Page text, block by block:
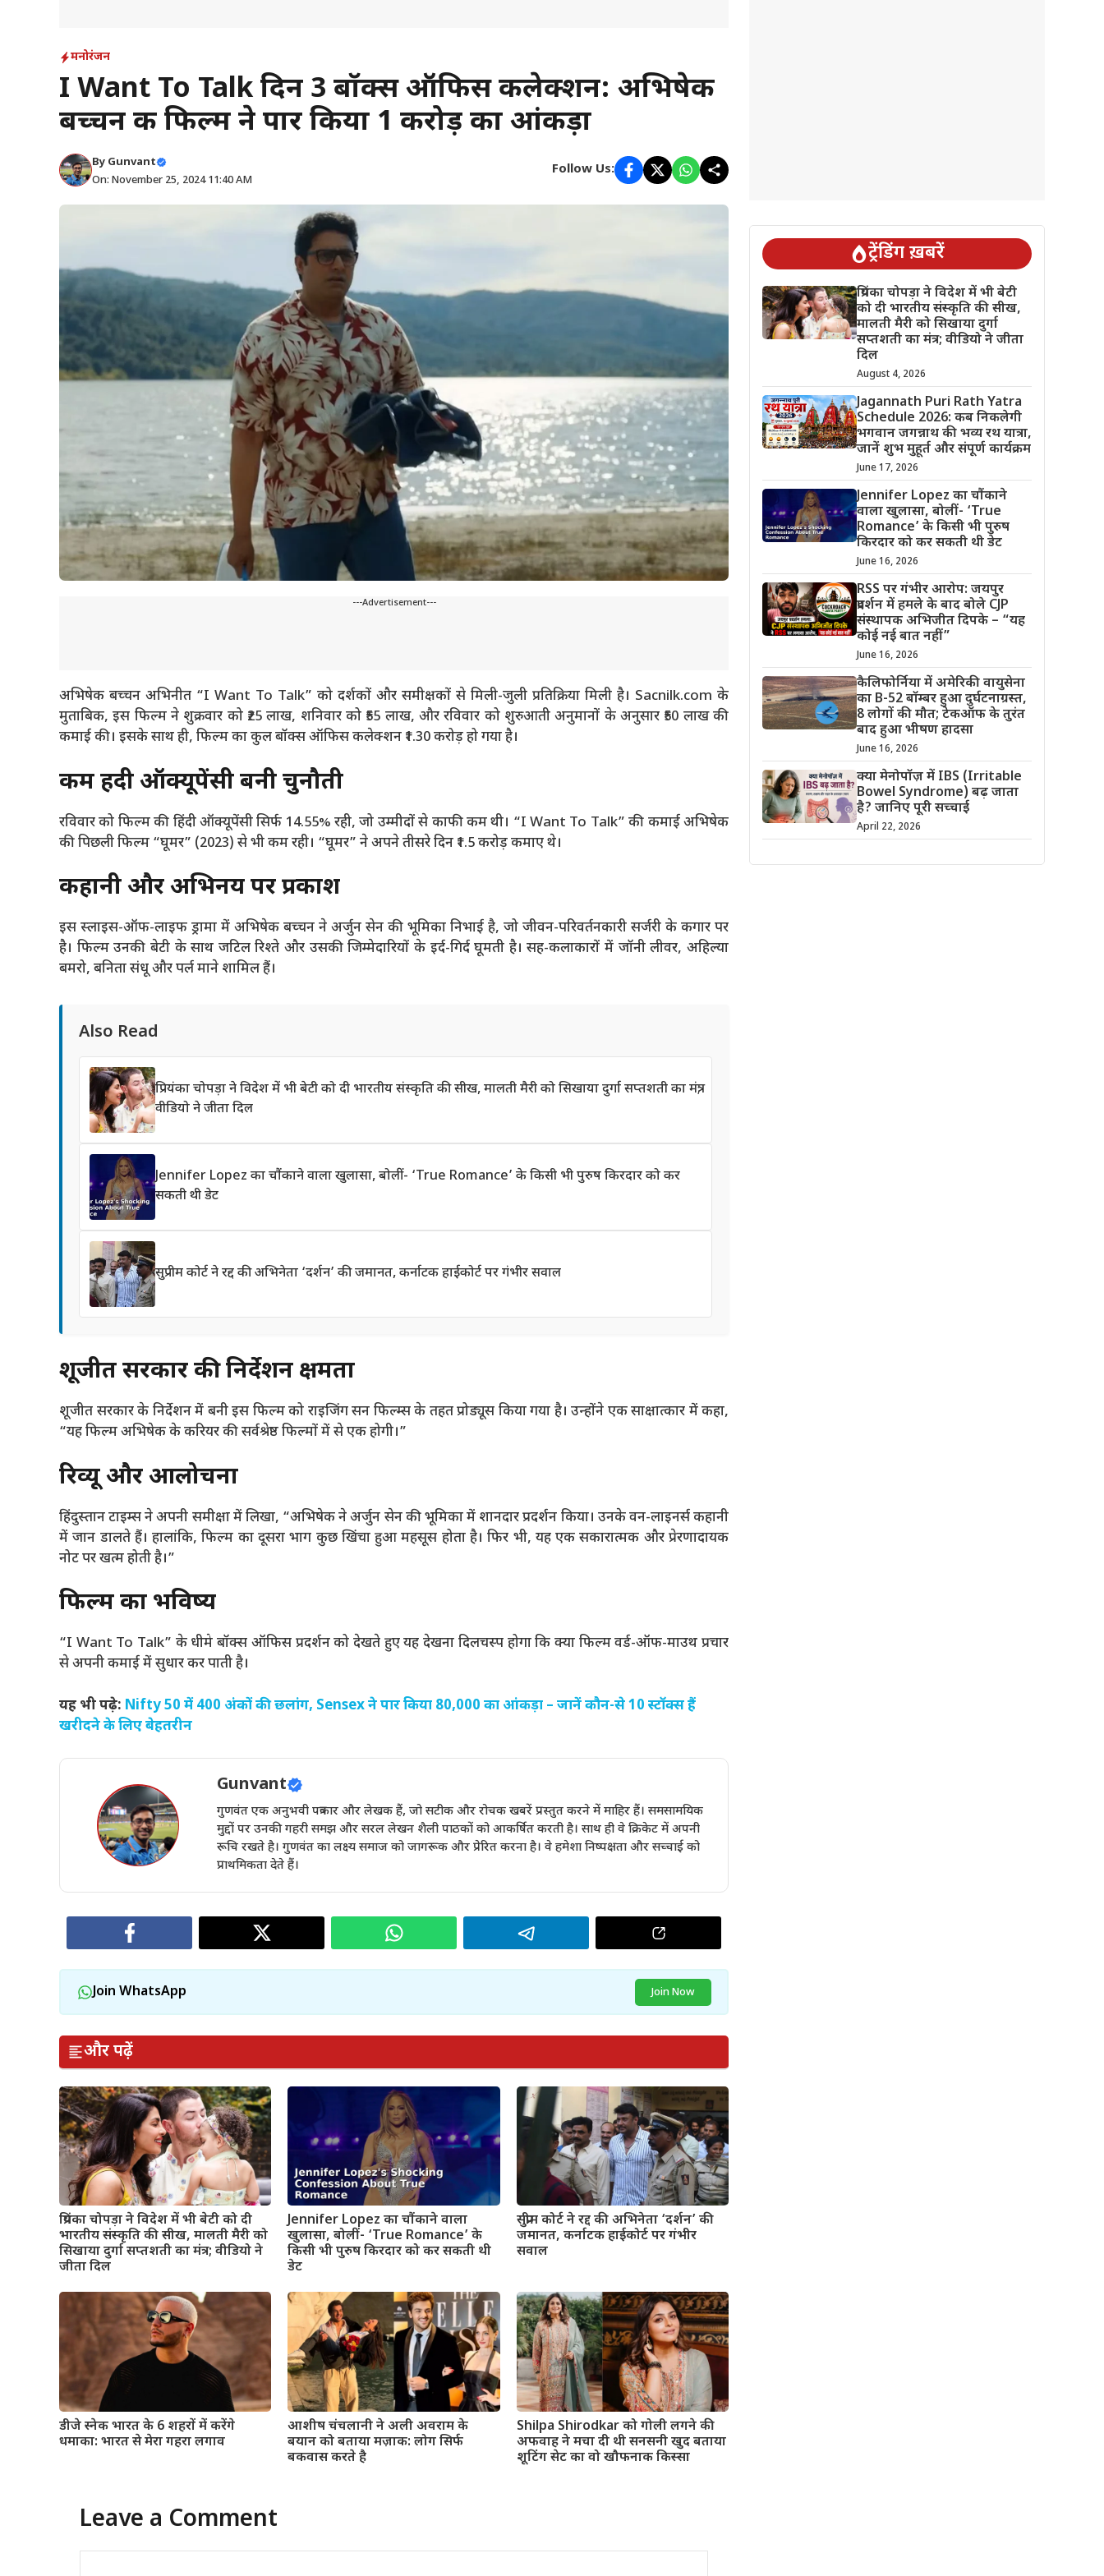
मनोरंजन
I Want To Talk दिन 3 बॉक्स ऑफिस कलेक्शन: अभिषेक
बच्चन की फिल्म ने पार किया ₹1 करोड़ का आंकड़ा
By Gunvant
On: November 25, 2024 11:40 AM
Follow Us:
---Advertisement---
अभिषेक बच्चन अभिनीत “I Want To Talk” को दर्शकों और समीक्षकों से मिली-जुली प्रतिक्रिया मिली है। Sacnilk.com के
मुताबिक, इस फिल्म ने शुक्रवार को ₹25 लाख, शनिवार को ₹55 लाख, और रविवार को शुरुआती अनुमानों के अनुसार ₹50 लाख की
कमाई की। इसके साथ ही, फिल्म का कुल बॉक्स ऑफिस कलेक्शन ₹1.30 करोड़ हो गया है।
कम हिंदी ऑक्यूपेंसी बनी चुनौती
रविवार को फिल्म की हिंदी ऑक्यूपेंसी सिर्फ 14.55% रही, जो उम्मीदों से काफी कम थी। “I Want To Talk” की कमाई अभिषेक
की पिछली फिल्म “घूमर” (2023) से भी कम रही। “घूमर” ने अपने तीसरे दिन ₹1.5 करोड़ कमाए थे।
कहानी और अभिनय पर प्रकाश
इस स्लाइस-ऑफ-लाइफ ड्रामा में अभिषेक बच्चन ने अर्जुन सेन की भूमिका निभाई है, जो जीवन-परिवर्तनकारी सर्जरी के कगार पर
है। फिल्म उनकी बेटी के साथ जटिल रिश्ते और उसकी जिम्मेदारियों के इर्द-गिर्द घूमती है। सह-कलाकारों में जॉनी लीवर, अहिल्या
बमरो, बनिता संधू और पर्ल माने शामिल हैं।
Also Read
प्रियंका चोपड़ा ने विदेश में भी बेटी को दी भारतीय संस्कृति की सीख, मालती मैरी को सिखाया दुर्गा सप्तशती का मंत्र;
वीडियो ने जीता दिल
Jennifer Lopez का चौंकाने वाला खुलासा, बोलीं- ‘True Romance’ के किसी भी पुरुष किरदार को कर
सकती थी डेट
सुप्रीम कोर्ट ने रद्द की अभिनेता ‘दर्शन’ की जमानत, कर्नाटक हाईकोर्ट पर गंभीर सवाल
शूजीत सरकार की निर्देशन क्षमता
शूजीत सरकार के निर्देशन में बनी इस फिल्म को राइजिंग सन फिल्म्स के तहत प्रोड्यूस किया गया है। उन्होंने एक साक्षात्कार में कहा,
“यह फिल्म अभिषेक के करियर की सर्वश्रेष्ठ फिल्मों में से एक होगी।”
रिव्यू और आलोचना
हिंदुस्तान टाइम्स ने अपनी समीक्षा में लिखा, “अभिषेक ने अर्जुन सेन की भूमिका में शानदार प्रदर्शन किया। उनके वन-लाइनर्स कहानी
में जान डालते हैं। हालांकि, फिल्म का दूसरा भाग कुछ खिंचा हुआ महसूस होता है। फिर भी, यह एक सकारात्मक और प्रेरणादायक
नोट पर खत्म होती है।”
फिल्म का भविष्य
“I Want To Talk” के धीमे बॉक्स ऑफिस प्रदर्शन को देखते हुए यह देखना दिलचस्प होगा कि क्या फिल्म वर्ड-ऑफ-माउथ प्रचार
से अपनी कमाई में सुधार कर पाती है।
यह भी पढ़े: Nifty 50 में 400 अंकों की छलांग, Sensex ने पार किया 80,000 का आंकड़ा – जानें कौन-से 10 स्टॉक्स हैं
खरीदने के लिए बेहतरीन
Gunvant
गुणवंत एक अनुभवी पत्रकार और लेखक हैं, जो सटीक और रोचक खबरें प्रस्तुत करने में माहिर हैं। समसामयिक
मुद्दों पर उनकी गहरी समझ और सरल लेखन शैली पाठकों को आकर्षित करती है। साथ ही वे क्रिकेट में अपनी
रूचि रखते है। गुणवंत का लक्ष्य समाज को जागरूक और प्रेरित करना है। वे हमेशा निष्पक्षता और सच्चाई को
प्राथमिकता देते हैं।
Join WhatsApp Join Now
और पढ़ें
प्रियंका चोपड़ा ने विदेश में भी बेटी को दी
भारतीय संस्कृति की सीख, मालती मैरी को
सिखाया दुर्गा सप्तशती का मंत्र; वीडियो ने
जीता दिल
Jennifer Lopez का चौंकाने वाला
खुलासा, बोलीं- ‘True Romance’ के
किसी भी पुरुष किरदार को कर सकती थी
डेट
सुप्रीम कोर्ट ने रद्द की अभिनेता ‘दर्शन’ की
जमानत, कर्नाटक हाईकोर्ट पर गंभीर
सवाल
डीजे स्नेक भारत के 6 शहरों में करेंगे
धमाका: भारत से मेरा गहरा लगाव
आशीष चंचलानी ने अली अवराम के
बयान को बताया मज़ाक: लोग सिर्फ
बकवास करते है
Shilpa Shirodkar को गोली लगने की
अफवाह ने मचा दी थी सनसनी खुद बताया
शूटिंग सेट का वो खौफनाक किस्सा
Leave a Comment
ट्रेंडिंग ख़बरें
प्रियंका चोपड़ा ने विदेश में भी बेटी
को दी भारतीय संस्कृति की सीख,
मालती मैरी को सिखाया दुर्गा
सप्तशती का मंत्र; वीडियो ने जीता
दिल
August 4, 2026
Jagannath Puri Rath Yatra
Schedule 2026: कब निकलेगी
भगवान जगन्नाथ की भव्य रथ यात्रा,
जानें शुभ मुहूर्त और संपूर्ण कार्यक्रम
June 17, 2026
Jennifer Lopez का चौंकाने
वाला खुलासा, बोलीं- ‘True
Romance’ के किसी भी पुरुष
किरदार को कर सकती थी डेट
June 16, 2026
RSS पर गंभीर आरोप: जयपुर
प्रदर्शन में हमले के बाद बोले CJP
संस्थापक अभिजीत दिपके – “यह
कोई नई बात नहीं”
June 16, 2026
कैलिफोर्निया में अमेरिकी वायुसेना
का B-52 बॉम्बर हुआ दुर्घटनाग्रस्त,
8 लोगों की मौत; टेकऑफ के तुरंत
बाद हुआ भीषण हादसा
June 16, 2026
क्या मेनोपॉज़ में IBS (Irritable
Bowel Syndrome) बढ़ जाता
है? जानिए पूरी सच्चाई
April 22, 2026